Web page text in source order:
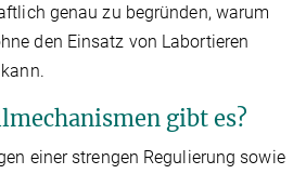
genau zu begründen, warum
den Einsatz von Labortieren
gibt es?
einer strengen Regulierung sowie